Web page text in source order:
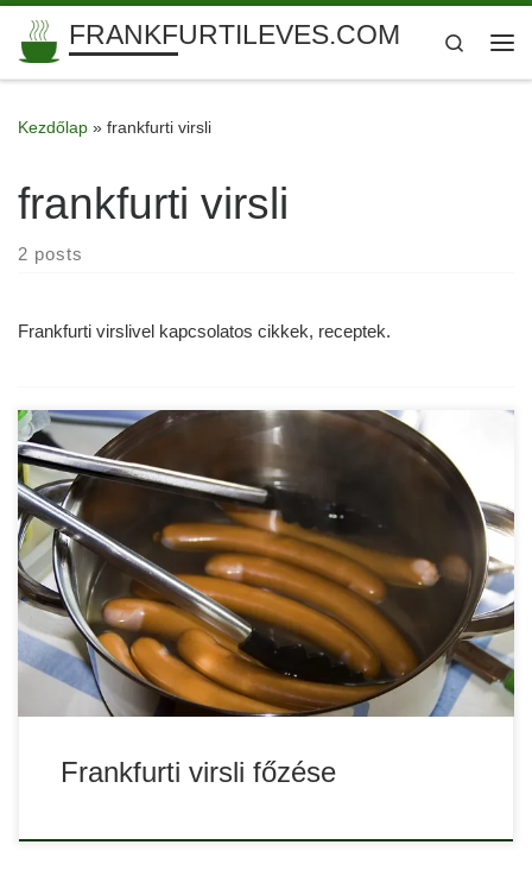
Skip to content
FRANKFURTILEVES.COM
Search
Kezdőlap » frankfurti virsli
frankfurti virsli
2 posts
Frankfurti virslivel kapcsolatos cikkek, receptek.
A frankfurti virslit nem csak frankfurti leves készítéséhez
lehet használni, hanem önmagában is finom, főzve vagy
akár sütve. Ha gyors reggelire vagy vacsorára vágysz, egy
pár virsli mindig jól jön, és természetesen a szilveszteri
party is elképzelhetetlen főtt virsli nélkül. Hogyan kell a virslit
megfőzni, mire kell figyelni a virsli […]
Frankfurti virsli főzése